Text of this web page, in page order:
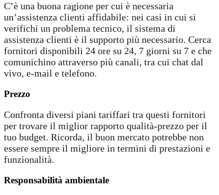
C’è una buona ragione per cui è necessaria
un’assistenza clienti affidabile: nei casi in cui si
verifichi un problema tecnico, il sistema di
assistenza clienti è il supporto più necessario. Cerca
fornitori disponibili 24 ore su 24, 7 giorni su 7 e che
comunichino attraverso più canali, tra cui chat dal
vivo, e-mail e telefono.
Prezzo
Confronta diversi piani tariffari tra questi fornitori
per trovare il miglior rapporto qualità-prezzo per il
tuo budget. Ricorda, il buon mercato potrebbe non
essere sempre il migliore in termini di prestazioni e
funzionalità.
Responsabilità ambientale